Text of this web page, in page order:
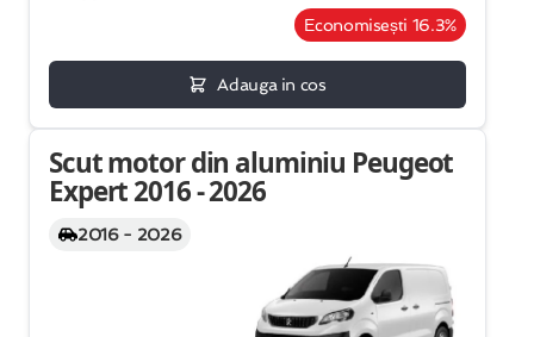
Economisești 16.3%
Adauga in cos
Scut motor din aluminiu Peugeot
Expert 2016 - 2026
2016 - 2026